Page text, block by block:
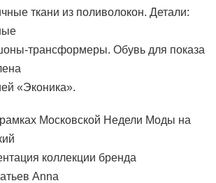
ткани из поливолокон. Детали:
трансформеры. Обувь для показа
«Эконика».
Московской Недели Моды на
коллекции бренда
Anna